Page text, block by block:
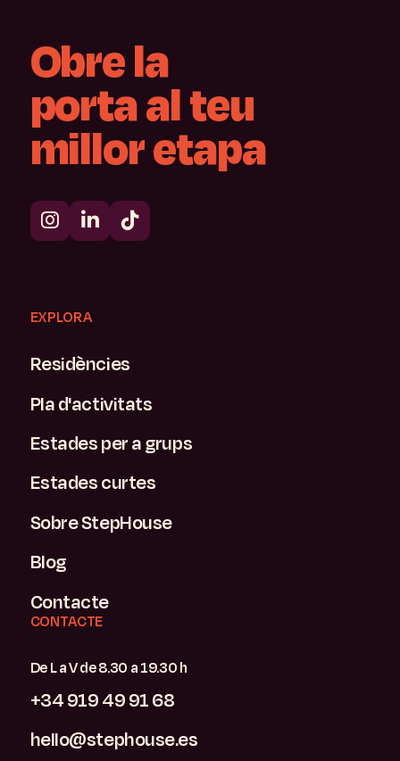
Obrela
portaalteu
milloretapa
EXPLORA
Residències
Pla d'activitats
Estades per a grups
Estades curtes
Sobre StepHouse
Blog
Contacte
CONTACTE
De L a V de 8.30 a 19.30 h
+34 919 49 91 68
hello@stephouse.es